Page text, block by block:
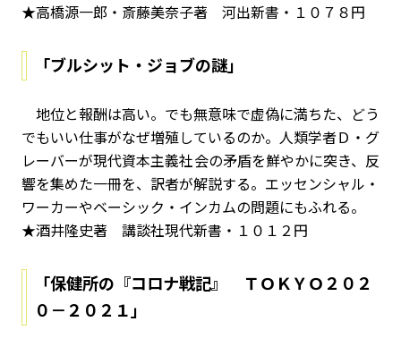
★高橋源一郎・斎藤美奈子著 河出新書・１０７８円
「ブルシット・ジョブの謎」
地位と報酬は高い。でも無意味で虚偽に満ちた、どう
でもいい仕事がなぜ増殖しているのか。人類学者Ｄ・グ
レーバーが現代資本主義社会の矛盾を鮮やかに突き、反
響を集めた一冊を、訳者が解説する。エッセンシャル・
ワーカーやベーシック・インカムの問題にもふれる。
★酒井隆史著 講談社現代新書・１０１２円
「保健所の『コロナ戦記』 ＴＯＫＹＯ２０２
０－２０２１」